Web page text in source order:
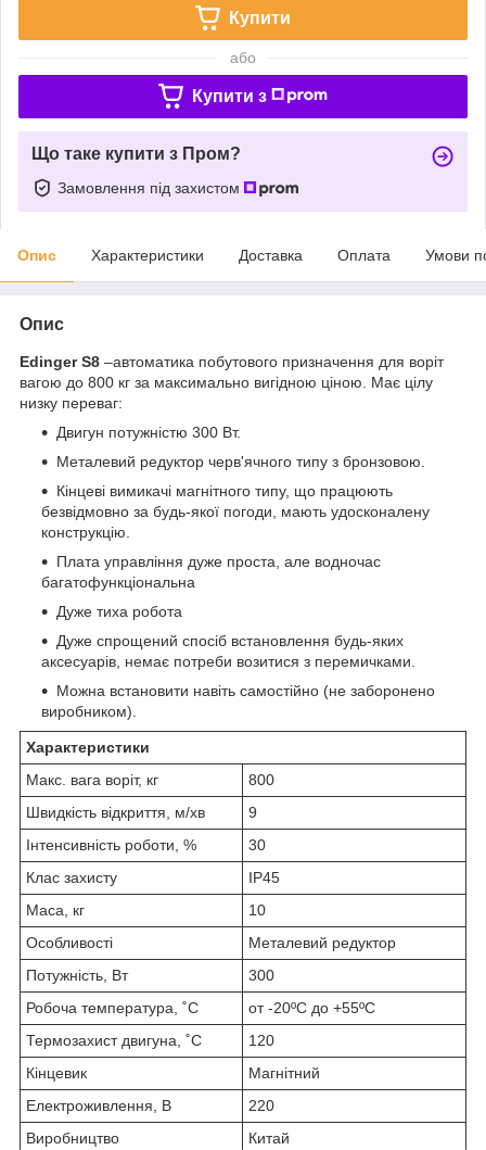
Купити
або
Купити з
Що таке купити з Пром?
Замовлення під захистом
Опис Характеристики Доставка Оплата Умови
Опис
Edinger S8 –автоматика побутового призначення для воріт
вагою до 800 кг за максимально вигідною ціною. Має цілу
низку переваг:
Двигун потужністю 300 Вт.
Металевий редуктор черв'ячного типу з бронзовою.
Кінцеві вимикачі магнітного типу, що працюють
безвідмовно за будь-якої погоди, мають удосконалену
конструкцію.
Плата управління дуже проста, але водночас
багатофункціональна
Дуже тиха робота
Дуже спрощений спосіб встановлення будь-яких
аксесуарів, немає потреби возитися з перемичками.
Можна встановити навіть самостійно (не заборонено
виробником).
Характеристики
Макс. вага воріт, кг
800
Швидкість відкриття, м/хв
9
Інтенсивність роботи, %
30
Клас захисту
IP45
Маса, кг
10
Особливості
Металевий редуктор
Потужність, Вт
300
Робоча температура, ˚С
от -20ºС до +55ºС
Термозахист двигуна, ˚С
120
Кінцевик
Магнітний
Електроживлення, В
220
Виробництво
Китай